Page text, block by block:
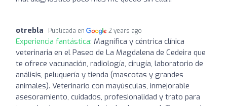
otrebla Publicada en 2 years ago
Experiencia fantástica: Magnífica y céntrica clínica
veterinaria en el Paseo de La Magdalena de Cedeira que
te ofrece vacunación, radiología, cirugía, laboratorio de
análisis, peluquería y tienda (mascotas y grandes
animales). Veterinario con mayúsculas, inmejorable
asesoramiento, cuidados, profesionalidad y trato para